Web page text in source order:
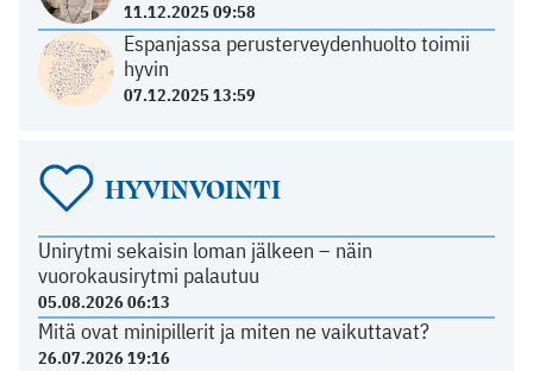
11.12.2025 09:58
Espanjassa perusterveydenhuolto toimii
hyvin
07.12.2025 13:59
HYVINVOINTI
Unirytmi sekaisin loman jälkeen – näin
vuorokausirytmi palautuu
05.08.2026 06:13
Mitä ovat minipillerit ja miten ne vaikuttavat?
26.07.2026 19:16